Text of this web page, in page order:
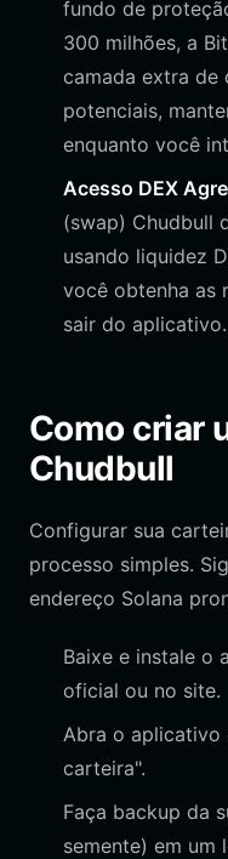
fundo de
300 milhões, a
camada extra de
potenciais,
enquanto você
Acesso DEX
(swap) Chudbull
usando liquidez
você obtenha as
sair do aplicativo.
Como criar
Chudbull
Configurar sua
processo simples.
endereço Solana
Baixe e instale o
oficial ou no site.
Abra o aplicativo
carteira".
Faça backup da
semente) em um